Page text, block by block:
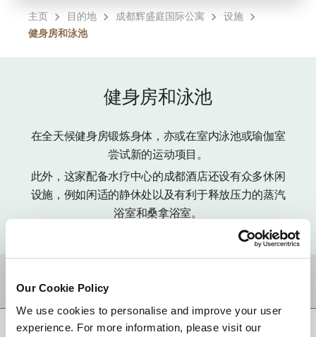
Our Cookie Policy
We use cookies to personalise and improve your user
experience. For more information, please visit our
主页 目的地 成都辉盛庭国际公寓
设施
健身房和泳池
健身房和泳池
在全天候健身房锻炼身体，亦或在室内泳池或瑜伽室
尝试新的运动项目。
此外，这家配备水疗中心的成都酒店还设有众多休闲
设施，例如闲适的静休处以及有利于释放压力的蒸汽
浴室和桑拿浴室。
目的地